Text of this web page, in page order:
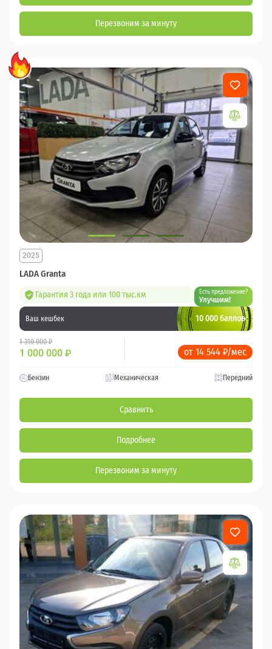
Перезвоним за минуту
LADA Granta
2025
Гарантия 3 года или 100 тыс.км Есть предложение?
Улучшим!
Ваш кешбек 10 000 баллов
1 310 000 ₽
1 000 000 ₽ от 14 544 ₽/мес
Бензин Механическая Передний
Сравнить
Подробнее
Перезвоним за минуту